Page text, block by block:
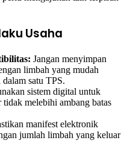
Usaha
Jangan menyimpan
limbah yang mudah
satu TPS.
sistem digital untuk
tidak melebihi ambang batas
manifest elektronik
jumlah limbah yang keluar